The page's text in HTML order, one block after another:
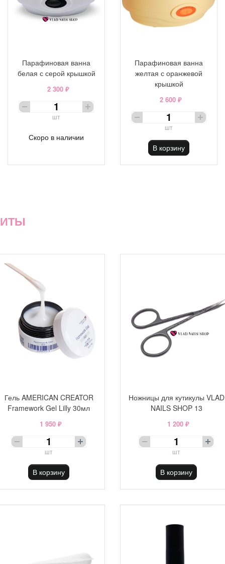
Парафиновая ванна
белая с серой крышкой
2 300 ₽
шт
Скоро в наличии
Парафиновая ванна
желтая с оранжевой
крышкой
2 600 ₽
шт
В корзину
Гель AMERICAN CREATOR
Framework Gel Lilly 30мл
1 950 ₽
шт
В корзину
Ножницы для кутикулы VLAD
NAILS SHOP 13
1 200 ₽
шт
В корзину